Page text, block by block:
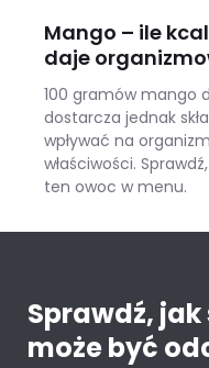
Mango – ile
daje
100 gramów mango
dostarcza jednak
wpływać na
właściwości.
ten owoc w menu.
Sprawdź,
może być